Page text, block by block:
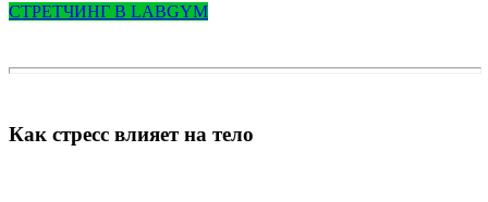
СТРЕТЧИНГ В LABGYM
Как стресс влияет на тело